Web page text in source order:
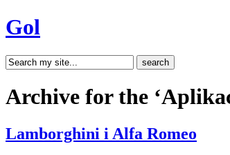
Gol
Archive for the
Lamborghini i Alfa Romeo